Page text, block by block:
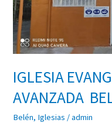
IGLESIA
AVANZADA
Belén, Iglesias /admin